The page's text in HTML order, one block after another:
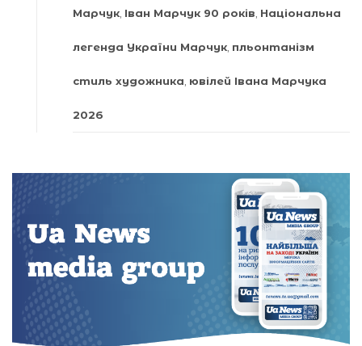
Марчук Іван Марчук 90 років Національна
легенда України Марчук пльонтанізм
стиль художника ювілей Івана Марчука
2026